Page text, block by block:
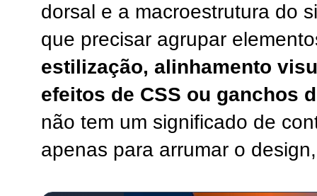
dorsal e a macroestrutura do
que precisar agrupar
estilização, alinhamento
efeitos de CSS ou ganchos
não tem um significado de
apenas para arrumar o